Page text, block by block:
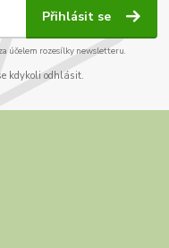
Přihlásit se
účelem rozesílky newsletteru.
kdykoli odhlásit.